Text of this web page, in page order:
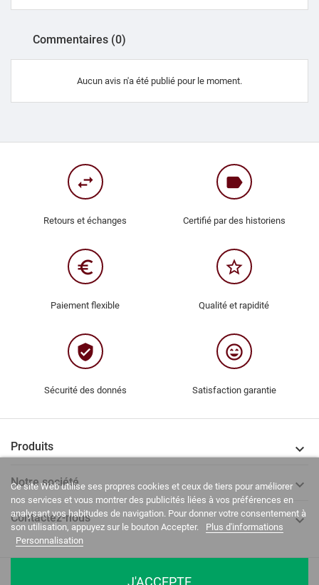
Commentaires (0)
Aucun avis n'a été publié pour le moment.
swap_horiz
Retours et échanges
label
Certifié par des historiens
euro_symbol
Paiement flexible
star_border
Qualité et rapidité
verified_user
Sécurité des donnés
sentiment_very_satisfied
Satisfaction garantie
Produits 
Notre société 
Contactez-nous 
Ce site Web utilise ses propres cookies et ceux de tiers pour améliorer
nos services et vous montrer des publicités liées à vos préférences en
analysant vos habitudes de navigation. Pour donner votre consentement à
son utilisation, appuyez sur le bouton Accepter.
Plus d'informations
Personnalisation
J'ACCEPTE
La Casa del Recreador © 2020-2026. Tous droits réservés.